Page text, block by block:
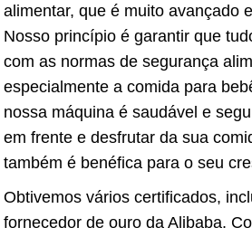
alimentar, que é muito avançado
Nosso princípio é garantir que
com as normas de segurança
especialmente a comida para
nossa máquina é saudável e
em frente e desfrutar da sua
também é benéfica para o seu
Obtivemos vários certificados,
fornecedor de ouro da Alibaba.